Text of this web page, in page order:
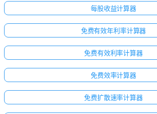
每股收益计算器
免费有效年利率计算器
免费有效利率计算器
免费效率计算器
免费扩散速率计算器